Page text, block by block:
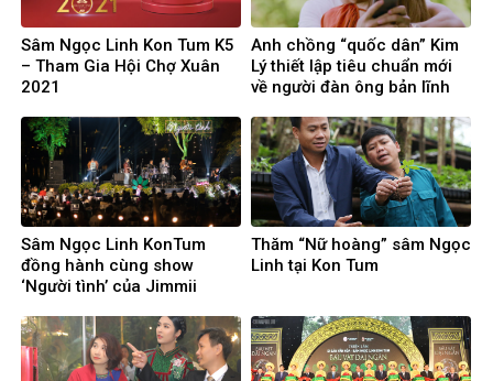
Sâm Ngọc Linh Kon Tum K5
– Tham Gia Hội Chợ Xuân
2021
Anh chồng “quốc dân” Kim
Lý thiết lập tiêu chuẩn mới
về người đàn ông bản lĩnh
Sâm Ngọc Linh KonTum
đồng hành cùng show
‘Người tình’ của Jimmii
Thăm “Nữ hoàng” sâm Ngọc
Linh tại Kon Tum